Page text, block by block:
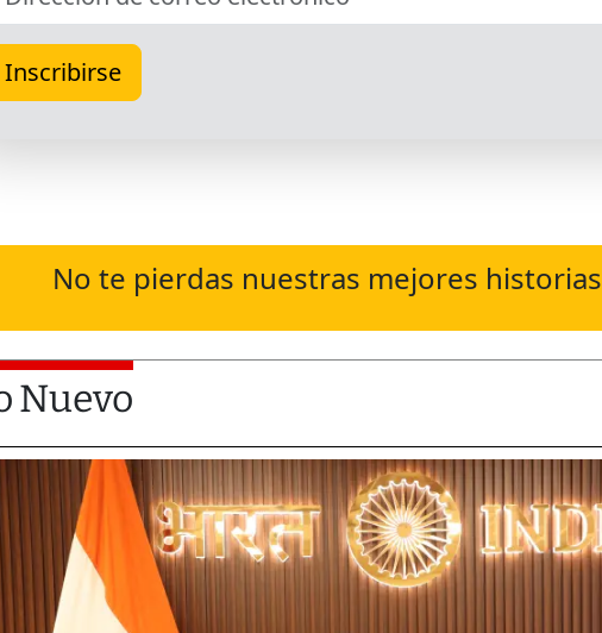
No te pierdas nuestras mejores historias
Nuevo